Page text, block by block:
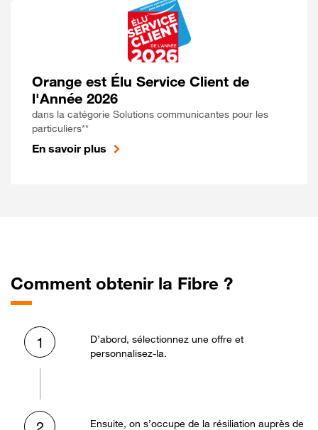
Orange est Élu Service Client de
l'Année 2026
dans la catégorie Solutions communicantes pour les
particuliers**
En savoir plus
Comment obtenir la Fibre ?
1
D’abord, sélectionnez une offre et
personnalisez-la.
Ensuite, on s’occupe de la résiliation auprès de